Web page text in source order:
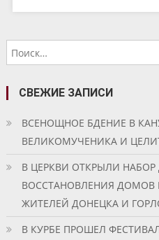
СВЕЖИЕ ЗАПИСИ
ВСЕНОЩНОЕ БДЕНИЕ В
ВЕЛИКОМУЧЕНИКА И
В ЦЕРКВИ ОТКРЫЛИ
ВОССТАНОВЛЕНИЯ
ЖИТЕЛЕЙ ДОНЕЦКА И
В КУРБЕ ПРОШЕЛ